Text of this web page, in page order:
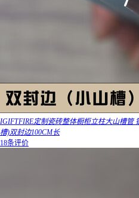
IGIFTFIRE定制瓷砖整体橱柜立柱大山槽管
槽)双封边100CM长
18条评价